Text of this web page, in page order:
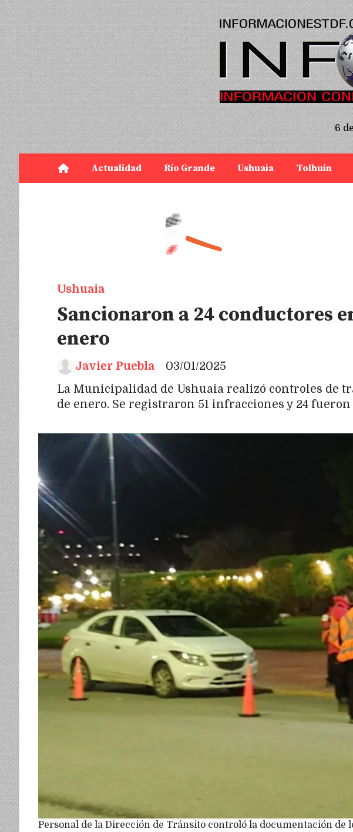
6
Actualidad Río Grande Ushuaia Tolhuin
Sancionaron a 24 conductores
enero
La Municipalidad de Ushuaia realizó controles de
de enero. Se registraron 51 infracciones y 24
Ushuaia
03/01/2025
Javier Puebla
Personal de la Dirección de Tránsito controló la documentación de